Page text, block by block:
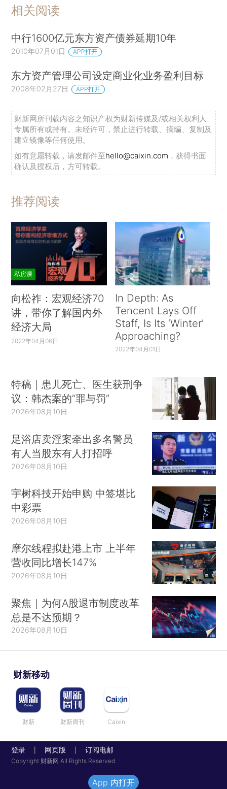
相关阅读
中行1600亿元东方资产债券延期10年
2010年07月01日 APP打开
东方资产管理公司设定商业化业务盈利目标
2008年02月27日 APP打开
财新网所刊载内容之知识产权为财新传媒及/或相关权利人
专属所有或持有。未经许可，禁止进行转载、摘编、复制及
建立镜像等任何使用。
如有意愿转载，请发邮件至hello@caixin.com ，获得书面
确认及授权后，方可转载。
推荐阅读
私房课
向松祚：宏观经济70
讲，带你了解国内外
经济大局
2022年04月06日
In Depth: As
Tencent Lays Off
Staff, Is Its ‘Winter’
Approaching?
2022年04月01日
特稿｜患儿死亡、医生获刑争
议：韩杰案的“罪与罚”
2026年08月10日
足浴店卖淫案牵出多名警员
有人当股东有人打招呼
2026年08月10日
宇树科技开始申购 中签堪比
中彩票
2026年08月10日
摩尔线程拟赴港上市 上半年
营收同比增长147%
2026年08月10日
聚焦｜为何A股退市制度改革
总是不达预期？
2026年08月10日
财新移动
财新 财新周刊 Caixin
登录 网页版 订阅电邮
Copyright 财新网 All Rights Reserved
App 内打开